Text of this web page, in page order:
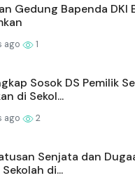
Gedung Bapenda DKI
ago 1
Sosok DS Pemilik
di Sekol...
ago 2
Senjata dan
di...